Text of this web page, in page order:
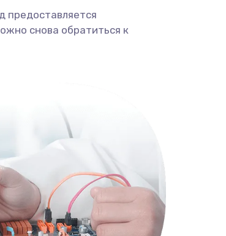
предоставляется
снова обратиться к